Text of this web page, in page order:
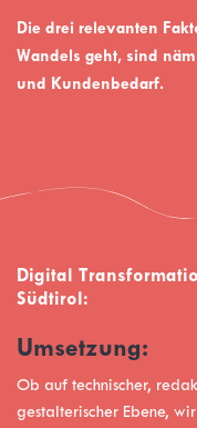
Die drei relevanten
Wandels geht, sind
und Kundenbedarf.
Digital
Südtirol:
Umsetzung:
Ob auf technischer,
gestalterischer Ebene,